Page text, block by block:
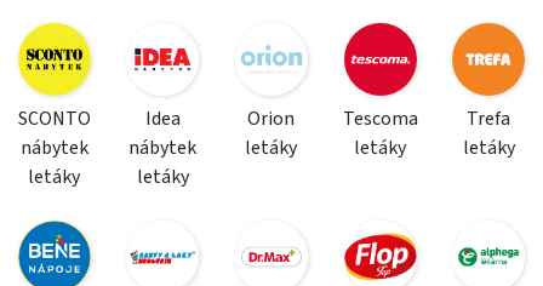
SCONTO
nábytek
letáky
Idea
nábytek
letáky
Orion
letáky
Tescoma
letáky
Trefa
letáky